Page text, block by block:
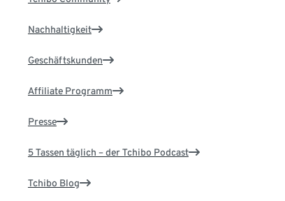
Nachhaltigkeit
Geschäftskunden
Affiliate Programm
Presse
5 Tassen täglich – der Tchibo Podcast
Tchibo Blog